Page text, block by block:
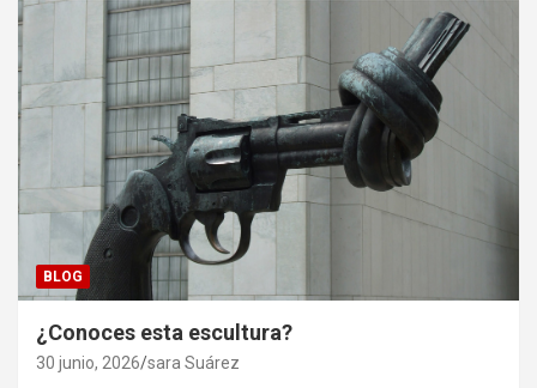
BLOG
¿Conoces esta escultura?
30 junio, 2026 sara Suárez